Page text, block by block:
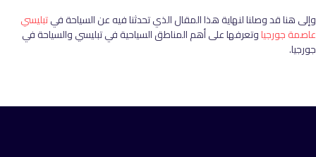
وإلى هنا قد وصلنا لنهاية هذا المقال الذي تحدثنا فيه عن السياحة فيتبليسي
عاصمة جورجياوتعرفها على أهم المناطق السياحية في تبليسي والسياحة في
جورجيا.